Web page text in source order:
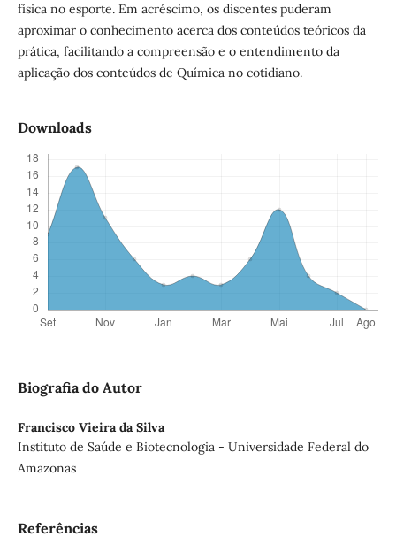
física no esporte. Em acréscimo, os discentes puderam
aproximar o conhecimento acerca dos conteúdos teóricos da
prática, facilitando a compreensão e o entendimento da
aplicação dos conteúdos de Química no cotidiano.
Downloads
Biografia do Autor
Francisco Vieira da Silva
Instituto de Saúde e Biotecnologia - Universidade Federal do
Amazonas
Referências